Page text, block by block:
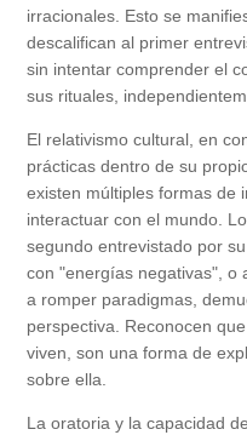
irracionales. Esto se
descalifican al primer
sin intentar comprender el
sus rituales,
El relativismo cultural, en
prácticas dentro de su
existen múltiples formas de
interactuar con el mundo.
segundo entrevistado por
con "energías negativas", o
a romper paradigmas,
perspectiva. Reconocen
viven, son una forma de
sobre ella.
La oratoria y la capacidad